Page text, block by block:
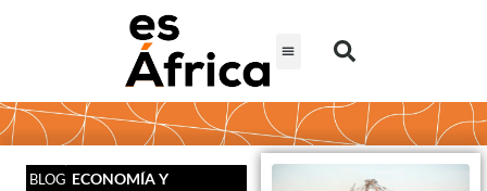
BLOG ECONOMÍA Y